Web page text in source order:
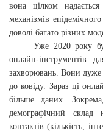
вона цілком
механізмів
доволі багато різних
Уже 2020 року було
онлайн-інструментів
захворювань. Вони дуже
до ковіду. Зараз ці
більше даних.
демографічний склад
контактів (кількість,